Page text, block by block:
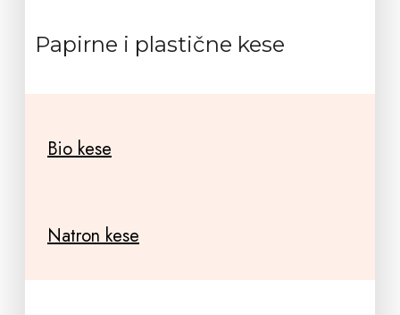
Papirne i plastične kese
Bio kese
Natron kese